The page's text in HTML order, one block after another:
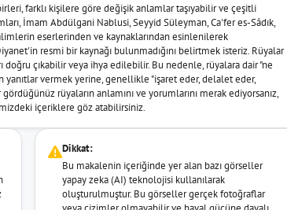
farklı kişilere göre değişik anlamlar taşıyabilir ve çeşitli
İmam Abdülgani Nablusi, Seyyid Süleyman, Ca'fer es-Sâdık,
eserlerinden ve kaynaklarından esinlenilerek
resmi bir kaynağı bulunmadığını belirtmek isteriz. Rüyalar
çıkabilir veya ihya edilebilir. Bu nedenle, rüyalara dair "ne
vermek yerine, genellikle "işaret eder, delalet eder,
rüyaların anlamını ve yorumlarını merak ediyorsanız,
içeriklere göz atabilirsiniz.
Dikkat:
Bu makalenin içeriğinde yer alan bazı görseller
yapay zeka (AI) teknolojisi kullanılarak
oluşturulmuştur. Bu görseller gerçek fotoğraflar